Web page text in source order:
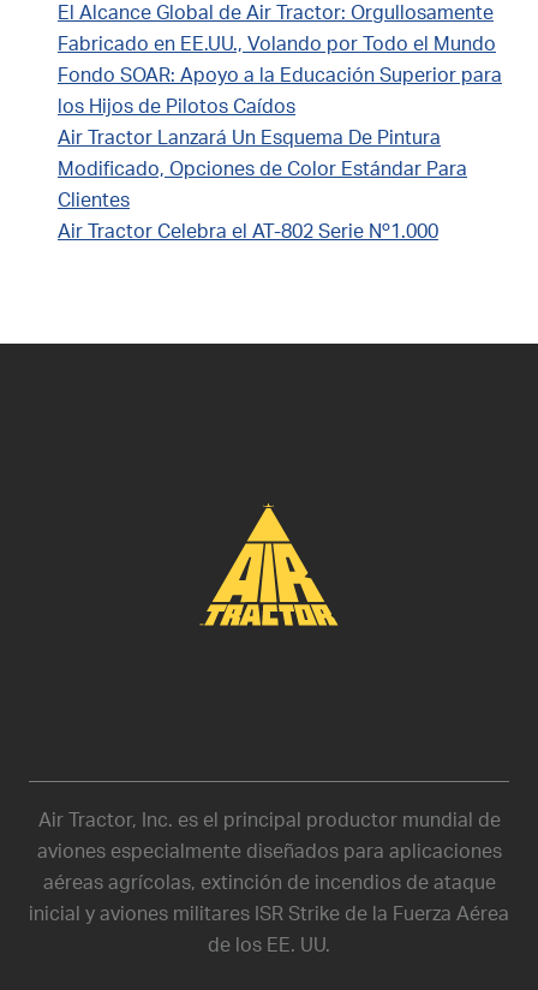
El Alcance Global de Air Tractor: Orgullosamente
Fabricado en EE.UU., Volando por Todo el Mundo
Fondo SOAR: Apoyo a la Educación Superior para
los Hijos de Pilotos Caídos
Air Tractor Lanzará Un Esquema De Pintura
Modificado, Opciones de Color Estándar Para
Clientes
Air Tractor Celebra el AT-802 Serie Nº1.000
Air Tractor, Inc. es el principal productor mundial de
aviones especialmente diseñados para aplicaciones
aéreas agrícolas, extinción de incendios de ataque
inicial y aviones militares ISR Strike de la Fuerza Aérea
de los EE. UU.